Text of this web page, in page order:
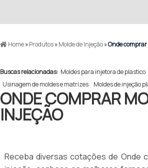
Home»Produtos»Molde de Injeção»Onde
Buscas relacionadas: Moldes para injetora de plastico
Usinagem de moldes e matrizes
Moldes de injeção
ONDE COMPRAR
INJEÇÃO
Receba diversas cotações de Onde